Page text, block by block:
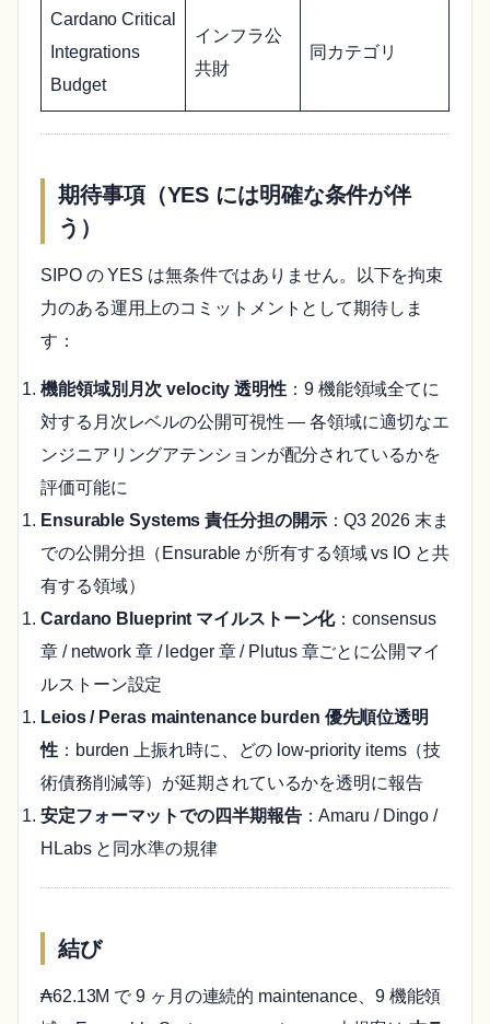
Cardano Critical
Integrations
Budget
インフラ公
共財
同カテゴリ
期待事項（YES には明確な条件が伴
う）
SIPO の YES は無条件ではありません。以下を拘束
力のある運用上のコミットメントとして期待しま
す：
機能領域別月次 velocity 透明性 ：9 機能領域全てに
対する月次レベルの公開可視性 — 各領域に適切なエ
ンジニアリングアテンションが配分されているかを
評価可能に
Ensurable Systems 責任分担の開示：Q3 2026 末ま
での公開分担（Ensurable が所有する領域 vs IO と共
有する領域）
Cardano Blueprint マイルストーン化：consensus
章 / network 章 / ledger 章 / Plutus 章ごとに公開マイ
ルストーン設定
Leios / Peras maintenance burden 優先順位透明
性：burden 上振れ時に、どの low-priority items（技
術債務削減等）が延期されているかを透明に報告
安定フォーマットでの四半期報告：Amaru / Dingo /
HLabs と同水準の規律
結び
₳62.13M で 9 ヶ月の連続的 maintenance、9 機能領